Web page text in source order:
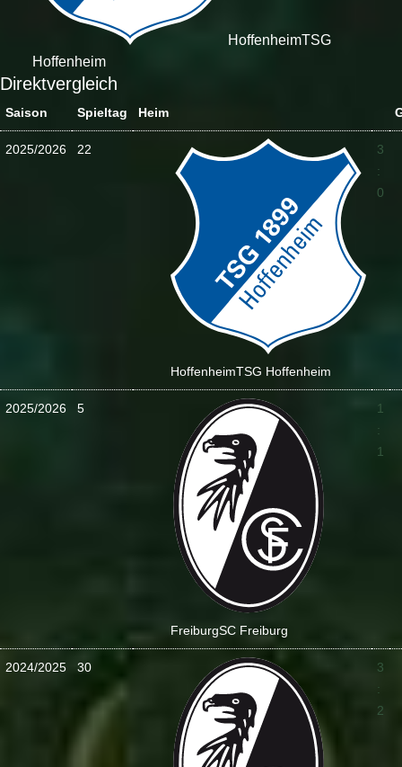
HoffenheimTSG
Hoffenheim
Direktvergleich
Saison Spieltag Heim
2025/2026 22
HoffenheimTSG Hoffenheim
3
:
0
2025/2026 5
FreiburgSC Freiburg
1
:
1
2024/2025 30
3
:
2